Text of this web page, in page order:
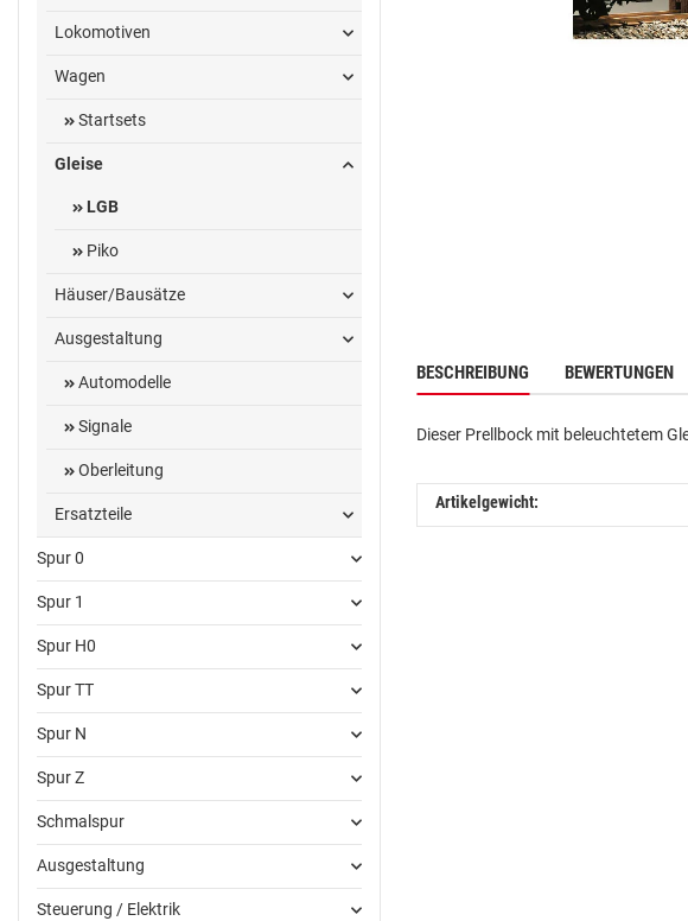
BESCHREIBUNG BEWERTUNGEN
Dieser Prellbock mit beleuchtetem
Artikelgewicht:
Lokomotiven
Wagen
Startsets
Gleise
LGB
Piko
Häuser/Bausätze
Ausgestaltung
Automodelle
Signale
Oberleitung
Ersatzteile
Spur 0
Spur 1
Spur H0
Spur TT
Spur N
Spur Z
Schmalspur
Ausgestaltung
Steuerung / Elektrik